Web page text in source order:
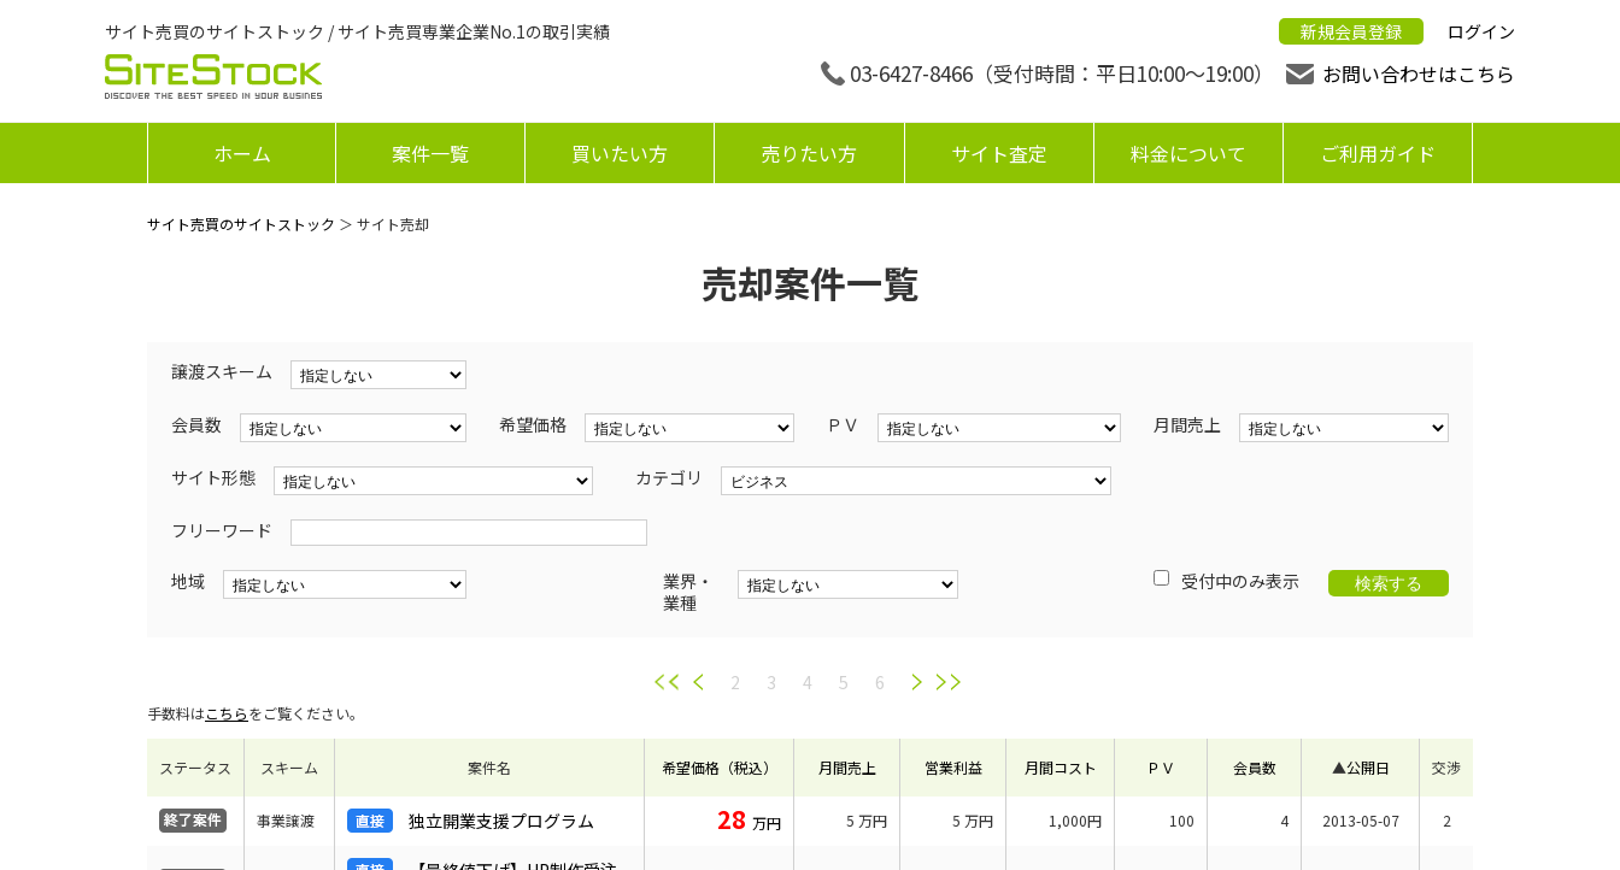
サイト売買のサイトストック / サイト売買専業企業No.1の取引実績 新規会員登録 ログイン
03-6427-8466 （受付時間：平日10:00〜19:00） お問い合わせはこちら
ホーム 案件一覧 買いたい方 売りたい方 サイト査定 料金について ご利用ガイド
サイト売買のサイトストック ＞ サイト売却
売却案件一覧
譲渡スキーム
会員数 希望価格 ＰＶ 月間売上
サイト形態 カテゴリ
フリーワード
地域
業界・
業種
受付中のみ表示
2 3 4 5 6
手数料はこちらをご覧ください。
ステータス スキーム 案件名 希望価格（税込） 月間売上 営業利益 月間コスト ＰＶ 会員数 ▲公開日 交渉
事業譲渡 独立開業支援プログラム 28 万円 5 万円 5 万円 1,000円 100 4 2013-05-07 2